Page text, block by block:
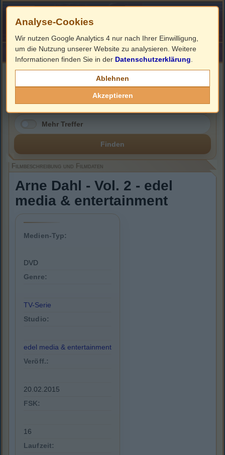
HOME ImpressumLinks
Filmbeschreibung, Cover & DVD Infos
Mehr Treffer
Finden
Filmbeschreibung und Filmdaten
Arne Dahl - Vol. 2 - edel
media & entertainment
Medien-Typ:
DVD
Genre:
TV-Serie
Studio:
edel media & entertainment
Veröff.:
20.02.2015
FSK:
16
Laufzeit:
Analyse-Cookies
Wir nutzen Google Analytics 4 nur nach Ihrer Einwilligung,
um die Nutzung unserer Website zu analysieren. Weitere
Informationen finden Sie in der Datenschutzerklärung
Ablehnen
Akzeptieren